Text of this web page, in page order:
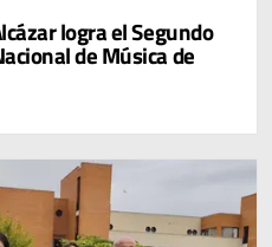
logra el Segundo
de Música de